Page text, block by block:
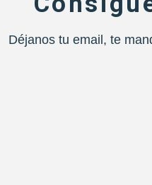
Déjanos tu email, te